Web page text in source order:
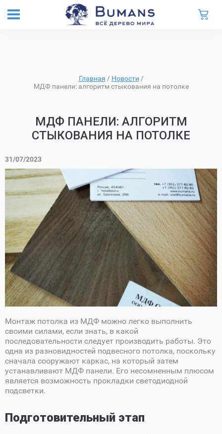
Главная / Новости /
МДФ панели: алгоритм стыкования на потолке
МДФ ПАНЕЛИ: АЛГОРИТМ
СТЫКОВАНИЯ НА ПОТОЛКЕ
31/07/2023
Монтаж потолка из МДФ можно легко выполнить
своими силами, если знать, в какой
последовательности следует производить работы. Это
одна из разновидностей подвесного потолка, поскольку
сначала сооружают каркас, на который затем
устанавливают МДФ панели. Его несомненным плюсом
является возможность прокладки светодиодной
подсветки.
Подготовительный этап